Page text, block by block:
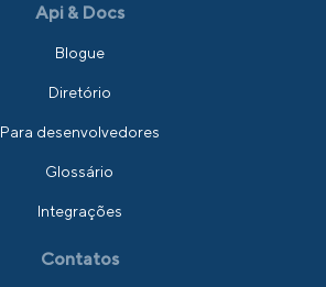
Api & Docs
Blogue
Diretório
Para desenvolvedores
Glossário
Integrações
Contatos